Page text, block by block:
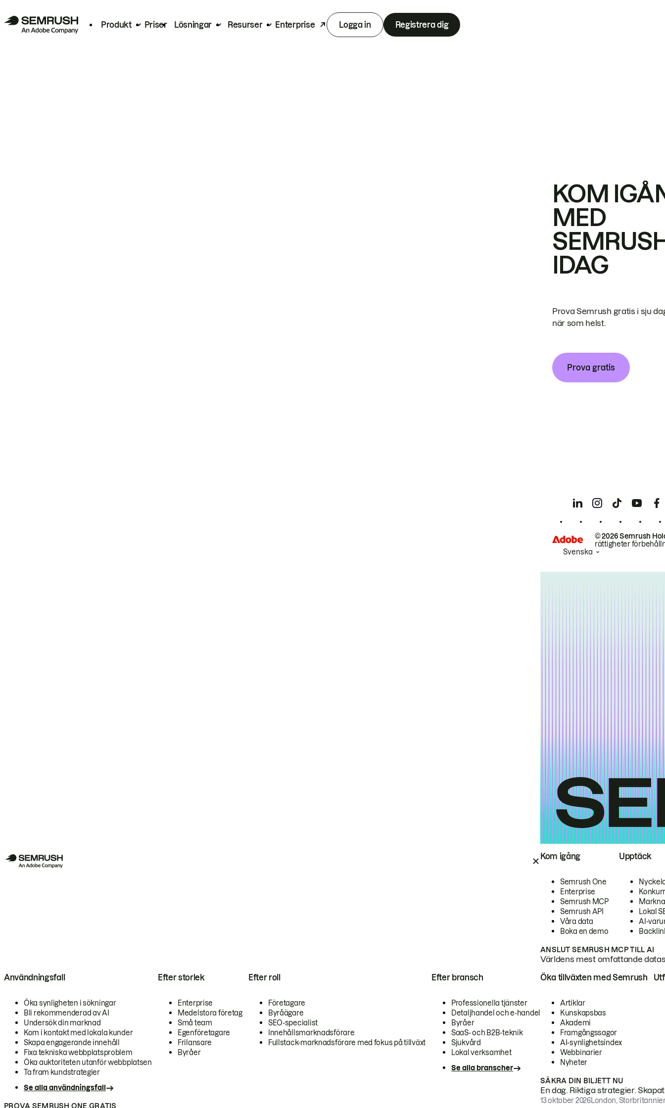
Produkt Priser Lösningar Resurser Enterprise Logga in Registrera dig
Kom igång
Semrush One
Enterprise
Semrush MCP
Semrush API
Våra data
Boka en demo
Upptäck
Lokal
AI-
ANSLUT SEMRUSH MCP TILL AI
Världens mest omfattande
Användningsfall
Öka synligheten i sökningar
Bli rekommenderad av AI
Undersök din marknad
Kom i kontakt med lokala kunder
Skapa engagerande innehåll
Fixa tekniska webbplatsproblem
Öka auktoriteten utanför webbplatsen
Ta fram kundstrategier
Se alla användningsfall
Efter storlek
Enterprise
Medelstora företag
Små team
Egenföretagare
Frilansare
Byråer
Efter roll
Företagare
Byråägare
SEO-specialist
Innehållsmarknadsförare
Fullstack-marknadsförare med fokus på tillväxt
Efter bransch
Professionella tjänster
Detaljhandel och e-handel
Byråer
SaaS- och B2B-teknik
Sjukvård
Lokal verksamhet
Se alla branscher
PROVA SEMRUSH ONE GRATIS
Öka tillväxten med Semrush
Artiklar
Kunskapsbas
Akademi
Framgångssagor
AI-synlighetsindex
Webbinarier
Nyheter
SÄKRA DIN BILJETT NU
En dag. Riktiga strategier.
13 oktober 2026London,
KOM
MED
IDAG
Prova Semrush gratis i sju
när som helst.
Prova gratis
© 2026 Semrush
rättigheter
Svenska